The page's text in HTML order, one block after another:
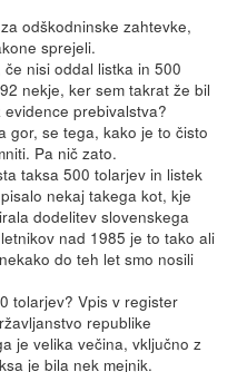
odškodninske zahtevke,
sprejeli.
nisi oddal listka in 500
nekje, ker sem takrat že bil
prebivalstva?
gor, se tega, kako je to čisto
Pa nič zato.
taksa 500 tolarjev in listek
nekaj takega kot, kje
dodelitev slovenskega
nad 1985 je to tako ali
do teh let smo nosili
tolarjev? Vpis v register
republike
je velika večina, vključno z
je bila nek mejnik.